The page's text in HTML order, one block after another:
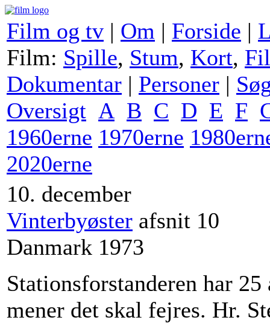
Film og tv | Om | Forside |
Film: Spille, Stum, Kort,
Dokumentar | Personer |
Oversigt A B C D E F
1960erne 1970erne
2020erne
10. december
Vinterbyøster afsnit 10
Danmark 1973
Stationsforstanderen har
mener det skal fejres. Hr.